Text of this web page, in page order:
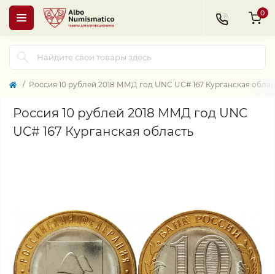
0
Россия 10 рублей 2018 ММД год UNC UC# 167 Курганская
Россия 10 рублей 2018 ММД год UNC
UC# 167 Курганская область